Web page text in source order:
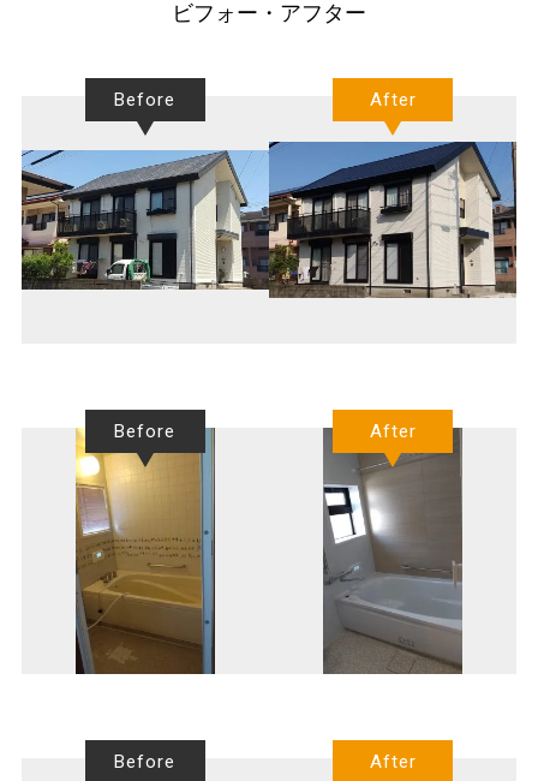
ビフォー・アフター
Before After
Before After
Before After